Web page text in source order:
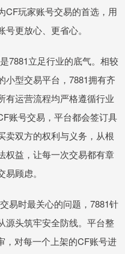
CF玩家账号交易的首选，用
更放心、更省心。
7881立足行业的底气。相较
小型交易平台，7881拥有齐
有运营流程均严格遵循行业
账号交易，平台都会签订具
卖双方的权利与义务，从根
权益，让每一次交易都有章
顾虑。
易时最关心的问题，7881针
源头筑牢安全防线。平台整
，对每一个上架的CF账号进